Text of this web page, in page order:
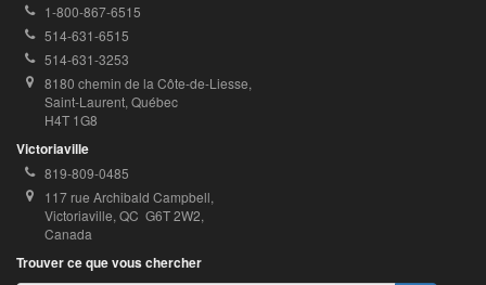
Téléphone
sans
frais:
1-800-867-6515
Téléphone
local:
514-631-6515
Télécopieur:
514-631-3253
Adresse:
8180 chemin de la Côte-de-Liesse,
Saint-Laurent, Québec
H4T 1G8
Victoriaville
Téléphone
local:
819-809-0485
Adresse:
117 rue Archibald Campbell,
Victoriaville, QC  G6T 2W2,
Canada
Trouver ce que vous chercher